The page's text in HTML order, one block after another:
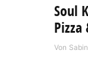
Soul
Von